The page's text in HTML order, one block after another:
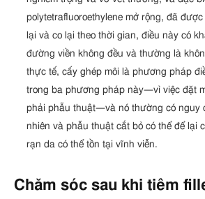
polytetrafluoroethylene mở rộng, đã
lại và co lại theo thời gian, điều này có
đường viền không đều và thường là
thực tế, cấy ghép môi là phương pháp
trong ba phương pháp này—vì việc đặt
phải phẫu thuật—và nó thường có nguy
nhiên và phẫu thuật cắt bỏ có thể để lại
rạn da có thể tồn tại vĩnh viễn.
Chăm sóc sau khi tiêm